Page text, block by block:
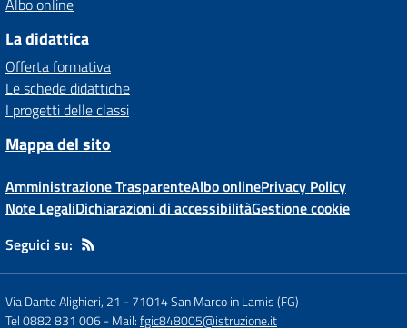
Albo online
La didattica
Offerta formativa
Le schede didattiche
I progetti delle classi
Mappa del sito
Amministrazione TrasparenteAlbo onlinePrivacy Policy
Note LegaliDichiarazioni di accessibilitàGestione cookie
Seguici su:
Via Dante Alighieri, 21 -71014 San Marco in Lamis (FG)
Tel 0882 831 006- Mail:fgic848005@istruzione.it